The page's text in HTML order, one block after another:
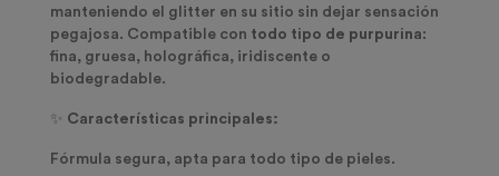
manteniendo el glitter en su sitio sin dejar sensación
pegajosa. Compatible con todo tipo de purpurina:
fina, gruesa, holográfica, iridiscente o
biodegradable.
✨ Características principales:
Fórmula segura, apta para todo tipo de pieles.